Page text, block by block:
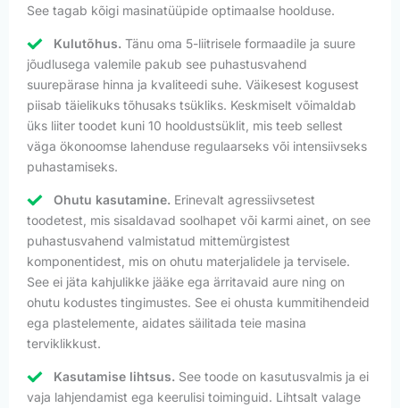
See tagab kõigi masinatüüpide optimaalse hoolduse.
Kulutõhus. Tänu oma 5-liitrisele formaadile ja suure
jõudlusega valemile pakub see puhastusvahend
suurepärase hinna ja kvaliteedi suhe. Väikesest kogusest
piisab täielikuks tõhusaks tsükliks. Keskmiselt võimaldab
üks liiter toodet kuni 10 hooldustsüklit, mis teeb sellest
väga ökonoomse lahenduse regulaarseks või intensiivseks
puhastamiseks.
Ohutu kasutamine. Erinevalt agressiivsetest
toodetest, mis sisaldavad soolhapet või karmi ainet, on see
puhastusvahend valmistatud mittemürgistest
komponentidest, mis on ohutu materjalidele ja tervisele.
See ei jäta kahjulikke jääke ega ärritavaid aure ning on
ohutu kodustes tingimustes. See ei ohusta kummitihendeid
ega plastelemente, aidates säilitada teie masina
terviklikkust.
Kasutamise lihtsus. See toode on kasutusvalmis ja ei
vaja lahjendamist ega keerulisi toiminguid. Lihtsalt valage